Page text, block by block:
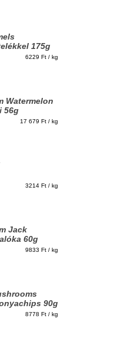
175g
6229 Ft / kg
Watermelon
56g
17 679 Ft / kg
3214 Ft / kg
Jack
60g
9833 Ft / kg
90g
8778 Ft / kg